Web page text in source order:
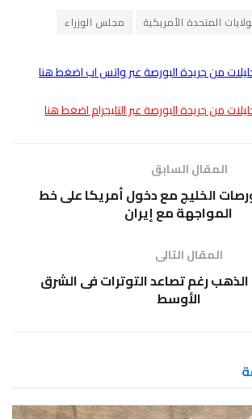
المتحدة الأمريكية مجلس الوزراء
من جريدة البورصة عبر واتس اب اضغط هنا
من جريدة البورصة عبر التليجرام اضغط هنا
المقال السابق
الخليج مع دخول أمريكا على خط
المواجهة مع إيران
المقال التالى
الذهب رغم تصاعد التوترات فى الشرق
الأوسط